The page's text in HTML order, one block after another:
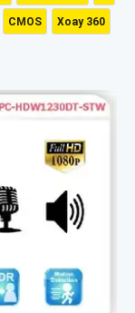
CMOS Xoay 360